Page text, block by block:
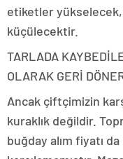
etiketler
küçülecektir.
TARLADA
OLARAK GERİ
Ancak çiftçimizin
kuraklık değildir.
buğday alım fiyatı